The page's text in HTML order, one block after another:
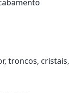
troncos, cristais,